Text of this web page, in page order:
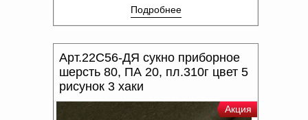
Подробнее
Арт.22С56-ДЯ сукно приборное
шерсть 80, ПА 20, пл.310г цвет 5
рисунок 3 хаки
Акция